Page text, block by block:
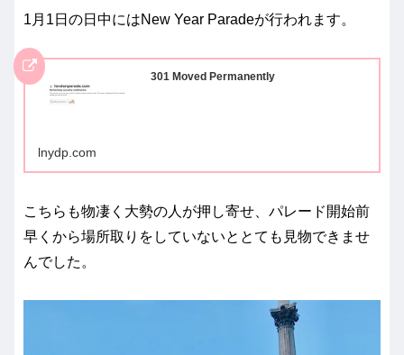
1月1日の日中にはNew Year Paradeが行われます。
301 Moved Permanently
lnydp.com
こちらも物凄く大勢の人が押し寄せ、パレード開始前
早くから場所取りをしていないととても見物できませ
んでした。